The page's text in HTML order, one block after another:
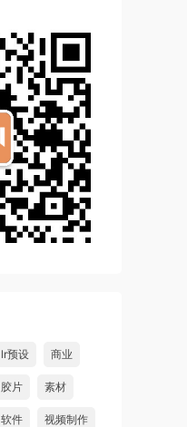
lr预设 商业
胶片 素材
软件 视频制作